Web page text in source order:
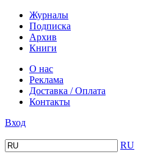
Журналы
Подписка
Архив
Книги
О нас
Реклама
Доставка / Оплата
Контакты
Вход
RU